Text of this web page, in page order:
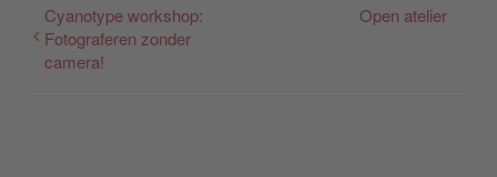
Cyanotype workshop:
Fotograferen zonder
camera!
Open atelier